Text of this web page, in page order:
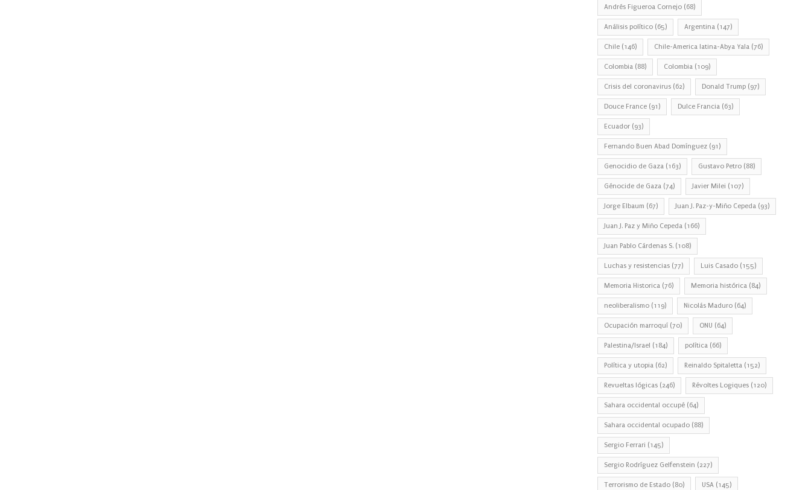
Andrés Figueroa Cornejo (68)
Análisis político (65) Argentina (147)
Chile (146) Chile-America latina-Abya Yala (76)
Colombia (88) Colombia (109)
Crisis del coronavirus (62) Donald Trump (97)
Douce France (91) Dulce Francia (63)
Ecuador (93)
Fernando Buen Abad Domínguez (91)
Genocidio de Gaza (163) Gustavo Petro (88)
Génocide de Gaza (74) Javier Milei (107)
Jorge Elbaum (67) Juan J. Paz-y-Miño Cepeda (93)
Juan J. Paz y Miño Cepeda (166)
Juan Pablo Cárdenas S. (108)
Luchas y resistencias (77) Luis Casado (155)
Memoria Historica (76) Memoria histórica (84)
neoliberalismo (119) Nicolás Maduro (64)
Ocupación marroquí (70) ONU (64)
Palestina/Israel (184) política (66)
Política y utopia (62) Reinaldo Spitaletta (152)
Revueltas lógicas (246) Révoltes Logiques (120)
Sahara occidental occupé (64)
Sahara occidental ocupado (88)
Sergio Ferrari (145)
Sergio Rodríguez Gelfenstein (227)
Terrorismo de Estado (80) USA (145)